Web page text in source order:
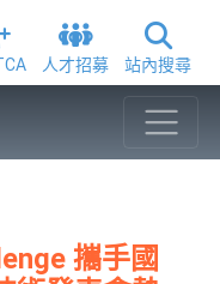
人才招募 站內搜尋
攜手國